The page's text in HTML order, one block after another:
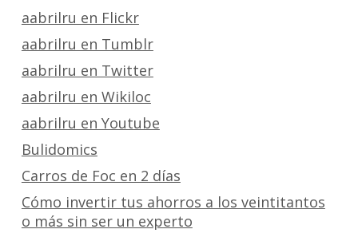
aabrilru en Flickr
aabrilru en Tumblr
aabrilru en Twitter
aabrilru en Wikiloc
aabrilru en Youtube
Bulidomics
Carros de Foc en 2 días
Cómo invertir tus ahorros a los veintitantos
o más sin ser un experto